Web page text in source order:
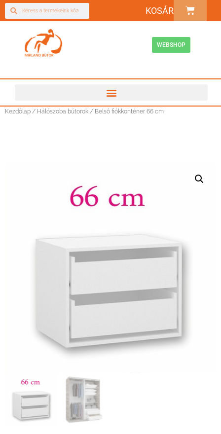
KOSÁR
WEBSHOP
Kezdőlap / Hálószoba bútorok / Belső fiókkonténer 66 cm